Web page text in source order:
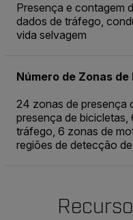
Presença e contagem
dados de tráfego,
vida selvagem
Número de Zonas
24 zonas de presença
presença de
tráfego, 6 zonas de
regiões de detecção